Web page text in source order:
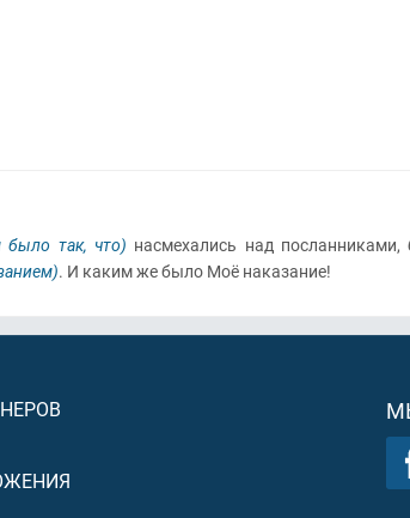
так, что) насмехались над
. И каким же было Моё наказание!